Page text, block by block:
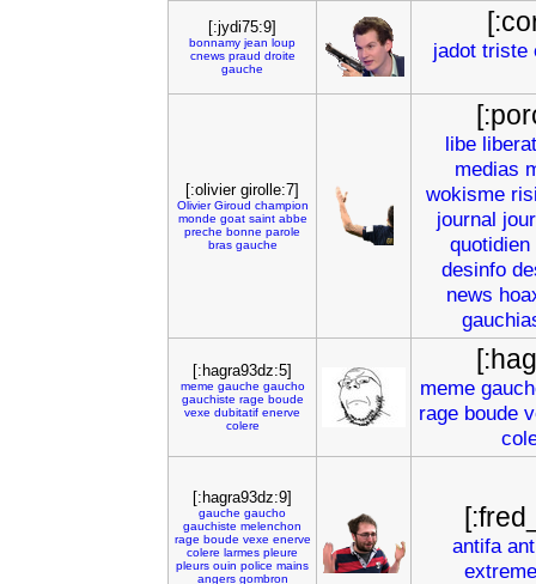
[:jydi75:9]
bonnamy jean loup
cnews praud droite
gauche
jadot triste
[:olivier girolle:7]
Olivier Giroud champion
monde goat saint abbe
preche bonne parole
bras gauche
libe
medias
wokisme
journal
quotidien
desinfo
news
[:hagra93dz:5]
meme gauche gaucho
gauchiste rage boude
vexe dubitatif enerve
colere
meme
rage boude
[:hagra93dz:9]
gauche gaucho
gauchiste melenchon
rage boude vexe enerve
colere larmes pleure
pleurs ouin police mains
angers gombron
antifa
extreme